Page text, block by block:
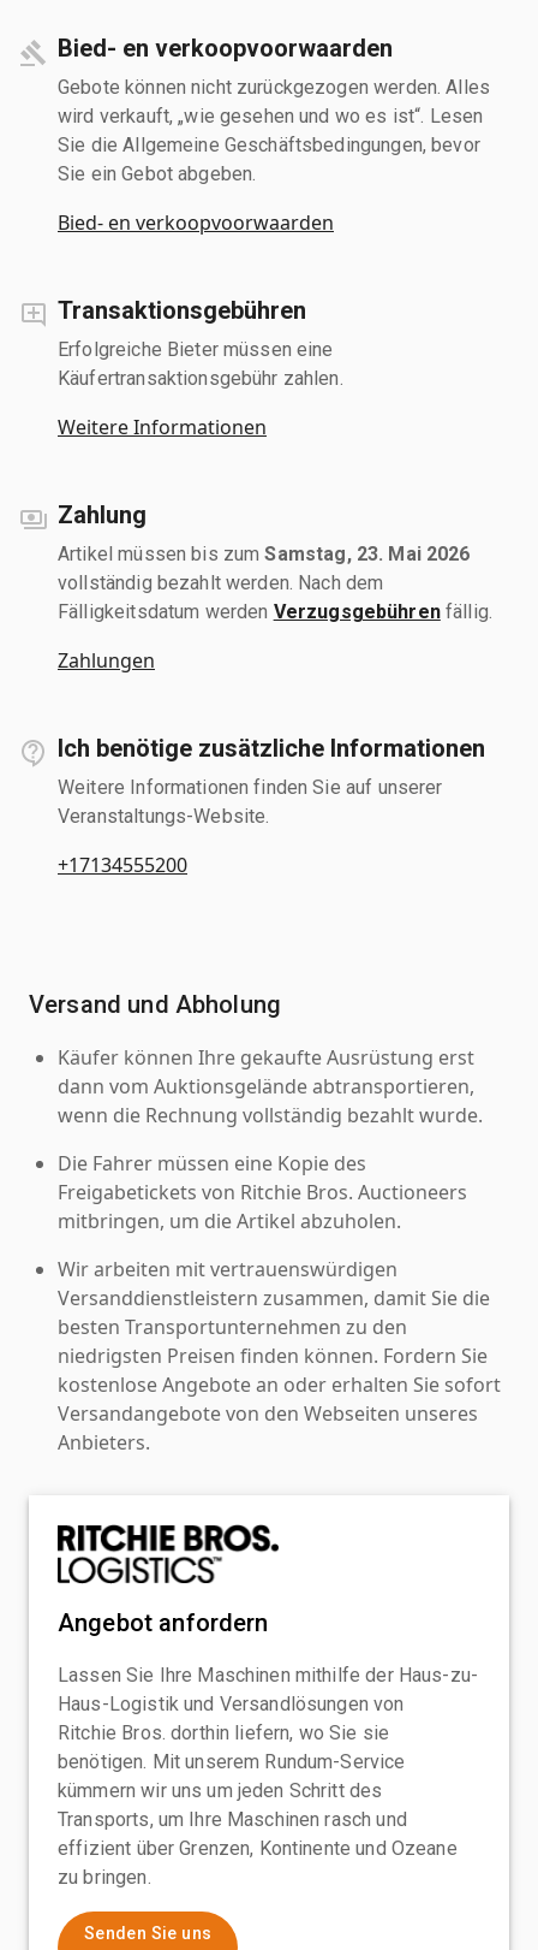
Bied- en verkoopvoorwaarden
Gebote können nicht zurückgezogen werden. Alles
wird verkauft, „wie gesehen und wo es ist“. Lesen
Sie die Allgemeine Geschäftsbedingungen, bevor
Sie ein Gebot abgeben.
Bied- en verkoopvoorwaarden
Transaktionsgebühren
Erfolgreiche Bieter müssen eine
Käufertransaktionsgebühr zahlen.
Weitere Informationen
Zahlung
Artikel müssen bis zumSamstag, 23. Mai 2026
vollständig bezahlt werden. Nach dem
Fälligkeitsdatum werden Verzugsgebührenfällig.
Zahlungen
Ich benötige zusätzliche Informationen
Weitere Informationen finden Sie auf unserer
Veranstaltungs-Website.
+17134555200
Versand und Abholung
Käufer können Ihre gekaufte Ausrüstung erst
dann vom Auktionsgelände abtransportieren,
wenn die Rechnung vollständig bezahlt wurde.
Die Fahrer müssen eine Kopie des
Freigabetickets von Ritchie Bros. Auctioneers
mitbringen, um die Artikel abzuholen.
Wir arbeiten mit vertrauenswürdigen
Versanddienstleistern zusammen, damit Sie die
besten Transportunternehmen zu den
niedrigsten Preisen finden können. Fordern Sie
kostenlose Angebote an oder erhalten Sie sofort
Versandangebote von den Webseiten unseres
Anbieters.
Angebot anfordern
Lassen Sie Ihre Maschinen mithilfe der Haus-zu-
Haus-Logistik und Versandlösungen von
Ritchie Bros. dorthin liefern, wo Sie sie
benötigen. Mit unserem Rundum-Service
kümmern wir uns um jeden Schritt des
Transports, um Ihre Maschinen rasch und
effizient über Grenzen, Kontinente und Ozeane
zu bringen.
Senden Sie uns